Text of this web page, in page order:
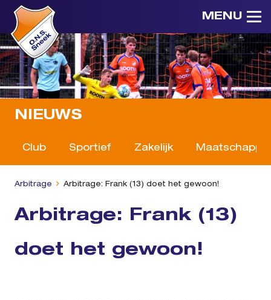
MENU
NIEUWS
Club Sportief Zakelijk
Arbitrage Arbitrage: Frank (13) doet het gewoon!
Arbitrage: Frank (13)
doet het gewoon!